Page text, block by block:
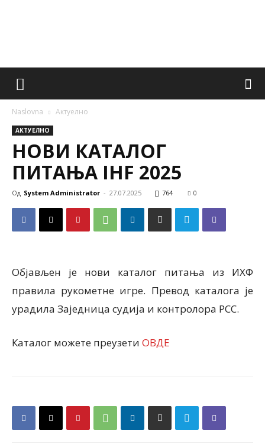
Naslovna Aктуелно
AКТУЕЛНО
НОВИ КАТАЛОГ
ПИТАЊА IHF 2025
Од System Administrator - 27.07.2025 764 0
Објављен је нови каталог питања из ИХФ
правила рукометне игре. Превод каталога је
урадила Заједница судија и контролора РСС.
Каталог можете преузети ОВДЕ